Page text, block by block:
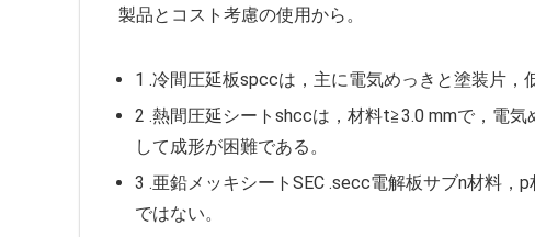
製品とコスト考慮の使用から。
1 .冷間圧延板spccは，主に電気めっきと塗装片，
2 .熱間圧延シートshccは，材料t≧3.0 mmで，電
して成形が困難である。
3 .亜鉛メッキシートSEC .secc電解板サブn材料
ではない。